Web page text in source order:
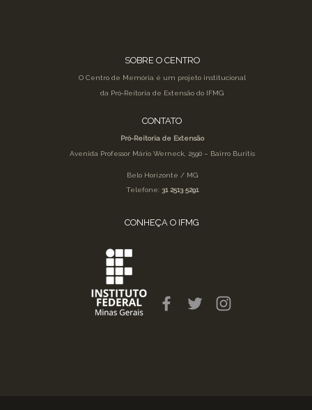
SOBRE O CENTRO
O Centro de Memória é um projeto institucional
da Pró-Reitoria de Extensão do IFMG
CONTATO
Pró-Reitoria de Extensão
Avenida Professor Mário Werneck, 2590 – Bairro Buritis
Belo Horizonte / MG
Telefone:31 2513 5291
CONHEÇA O IFMG